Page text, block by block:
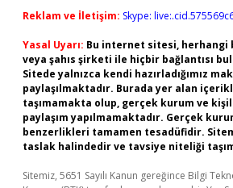
Reklam ve İletişim: Skype:
Yasal Uyarı: Bu internet sitesi, herhangi
veya şahıs şirketi ile hiçbir bağlantısı
Sitede yalnızca kendi hazırladığımız
paylaşılmaktadır. Burada yer alan
taşımamakta olup, gerçek kurum ve
paylaşım yapılmamaktadır. Gerçek
benzerlikleri tamamen tesadüfidir.
taslak halindedir ve tavsiye niteliği
Sitemiz, 5651 Sayılı Kanun gereğince Bilgi